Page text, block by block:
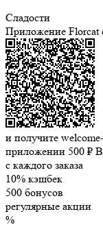
Сладости
Приложение Florcat
и получите
приложении 500 ₽
с каждого заказа
10% кэшбек
500 бонусов
регулярные акции
%